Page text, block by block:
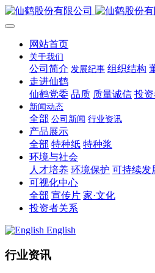
网站首页
关于我们
公司简介 发展纪事 组织结构
走进仙鹤
仙鹤党委 品质 质量诚信 投
新闻动态
全部 公司新闻 行业资讯
产品展示
全部 特种纸 特种浆
环境与社会
人才培养 环境保护 可持续发
可视化中心
全部 宣传片 家·文化
投资者关系
English
行业资讯